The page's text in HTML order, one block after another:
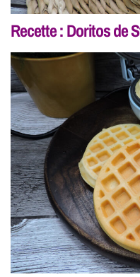
Recette : Doritos de